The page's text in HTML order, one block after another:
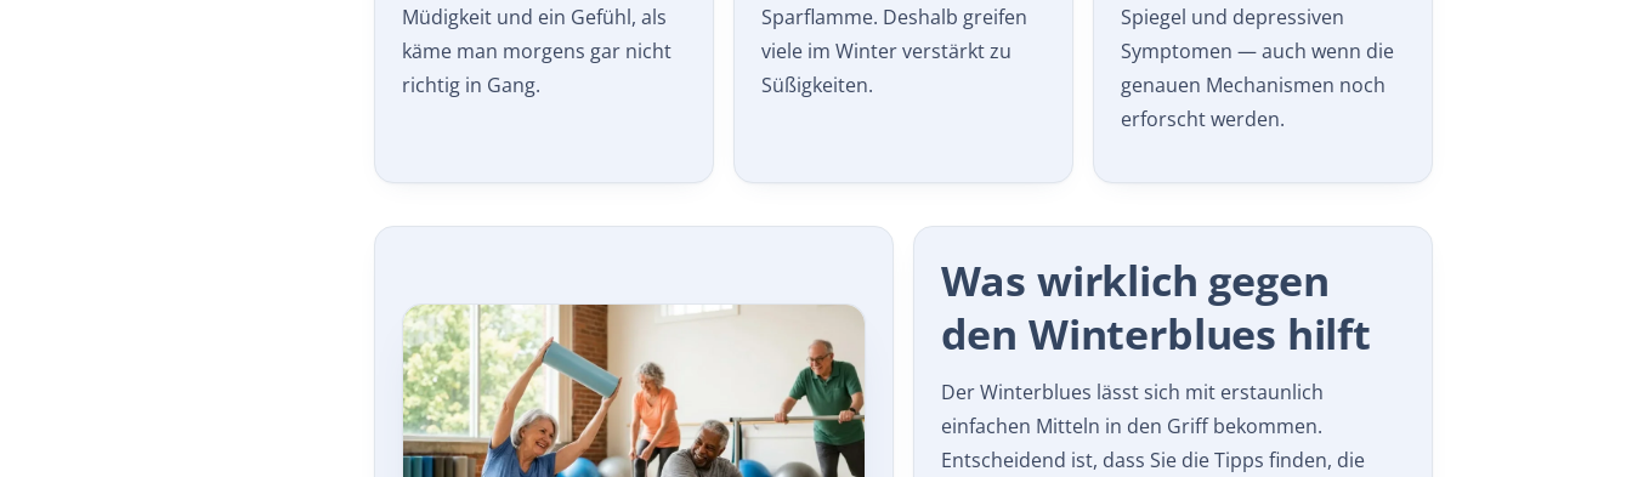
Müdigkeit und ein Gefühl, als
käme man morgens gar nicht
richtig in Gang.
Sparflamme. Deshalb greifen
viele im Winter verstärkt zu
Süßigkeiten.
Spiegel und depressiven
Symptomen — auch wenn die
genauen Mechanismen noch
erforscht werden.
Was wirklich gegen
den Winterblues hilft
Der Winterblues lässt sich mit erstaunlich
einfachen Mitteln in den Griff bekommen.
Entscheidend ist, dass Sie die Tipps finden, die